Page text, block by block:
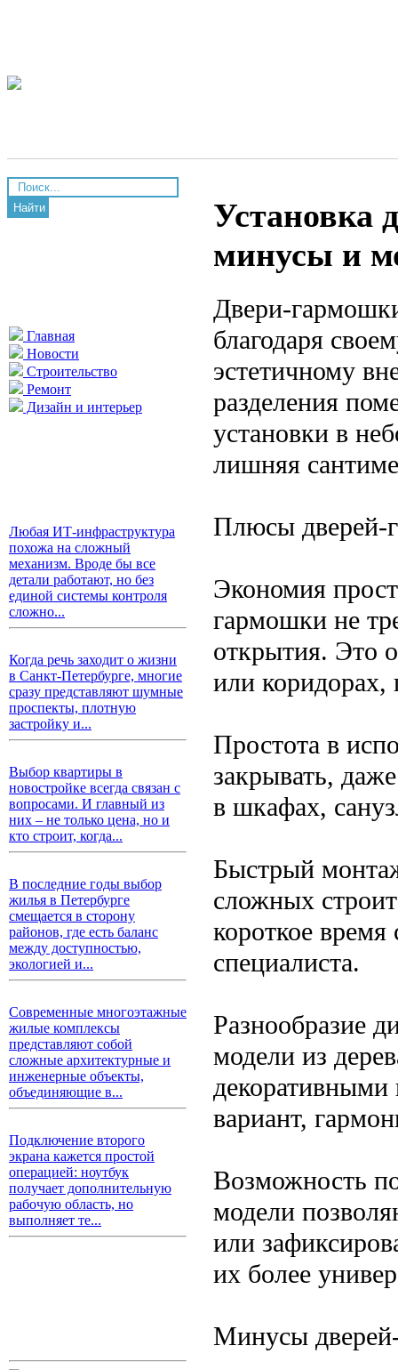
Найти
Главная
Новости
Строительство
Ремонт
Дизайн и интерьер
Любая ИТ-инфраструктура
похожа на сложный
механизм. Вроде бы все
детали работают, но без
единой системы контроля
сложно...
Когда речь заходит о жизни
в Санкт-Петербурге, многие
сразу представляют шумные
проспекты, плотную
застройку и...
Выбор квартиры в
новостройке всегда связан с
вопросами. И главный из
них – не только цена, но и
кто строит, когда...
В последние годы выбор
жилья в Петербурге
смещается в сторону
районов, где есть баланс
между доступностью,
экологией и...
Современные многоэтажные
жилые комплексы
представляют собой
сложные архитектурные и
инженерные объекты,
объединяющие в...
Подключение второго
экрана кажется простой
операцией: ноутбук
получает дополнительную
рабочую область, но
выполняет те...
Установка
минусы и
Двери-
благодаря
эстетичному
разделения
установки в
лишняя
Плюсы дверей-
Экономия
гармошки не
открытия. Это
или коридорах,
Простота в
закрывать,
в шкафах,
Быстрый
сложных
короткое
специалиста.
Разнообразие
модели из
декоративными
вариант,
Возможность
модели
или
их более
Минусы